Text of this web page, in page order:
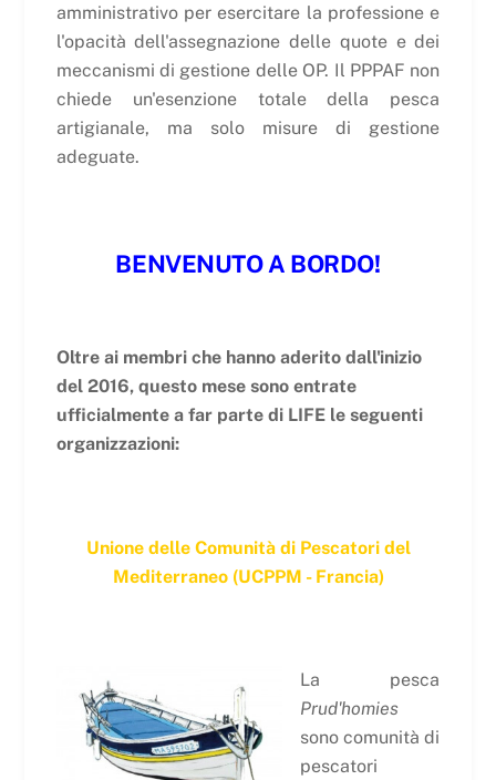
amministrativo per esercitare la professione e
l'opacità dell'assegnazione delle quote e dei
meccanismi di gestione delle OP. Il PPPAF non
chiede un'esenzione totale della pesca
artigianale, ma solo misure di gestione
adeguate.
BENVENUTO A BORDO!
Oltre ai membri che hanno aderito dall'inizio
del 2016, questo mese sono entrate
ufficialmente a far parte di LIFE le seguenti
organizzazioni:
Unione delle Comunità di Pescatori del
Mediterraneo (UCPPM - Francia)
La pesca
Prud'homies
sono comunità di
pescatori